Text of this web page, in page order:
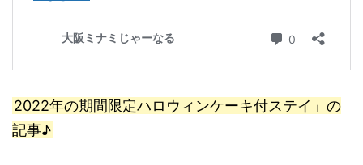
2022年の期間限定ハロウィンケーキ付ステイ」の
記事♪